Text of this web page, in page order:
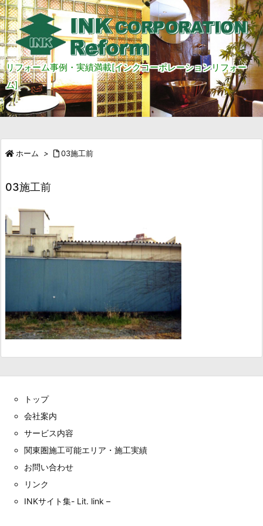
リフォーム事例・実績満載[インクコーポレーションリフォー
ム]
ホーム > 03施工前
03施工前
トップ
会社案内
サービス内容
関東圏施工可能エリア・施工実績
お問い合わせ
リンク
INKサイト集- Lit. link –